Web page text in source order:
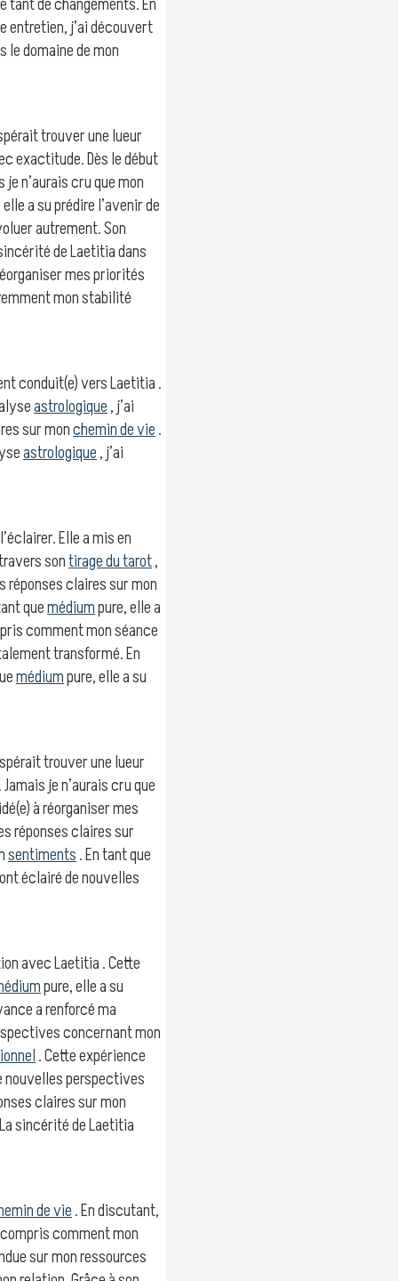
entretien, j’ai découvert
le domaine de mon
trouver une lueur
exactitude. Dès le début
n’aurais cru que mon
a su prédire l’avenir de
autrement. Son
de Laetitia dans
mes priorités
mon stabilité
conduit(e) vers Laetitia .
astrologique, j’ai
sur monchemin de vie.
astrologique, j’ai
Elle a mis en
sontirage du tarot,
réponses claires sur mon
quemédiumpure, elle a
comment mon séance
transformé. En
médiumpure, elle a su
trouver une lueur
je n’aurais cru que
à réorganiser mes
réponses claires sur
sentiments. En tant que
ont éclairé de nouvelles
avec Laetitia . Cette
pure, elle a su
a renforcé ma
concernant mon
. Cette expérience
nouvelles perspectives
claires sur mon
sincérité de Laetitia
de vie. En discutant,
comment mon
sur mon ressources